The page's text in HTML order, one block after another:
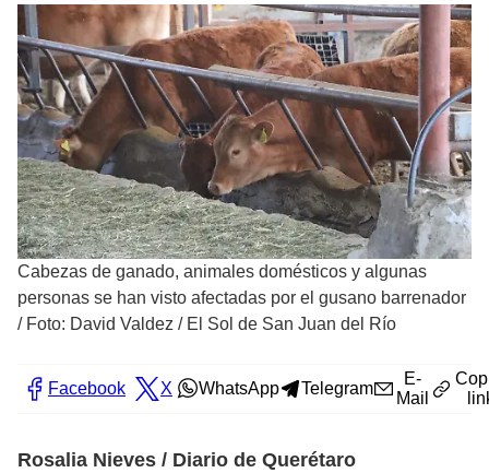
Cabezas de ganado, animales domésticos y algunas
personas se han visto afectadas por el gusano barrenador
/ Foto: David Valdez / El Sol de San Juan del Río
Facebook X WhatsApp Telegram
E-
Mail
Rosalia Nieves / Diario de Querétaro